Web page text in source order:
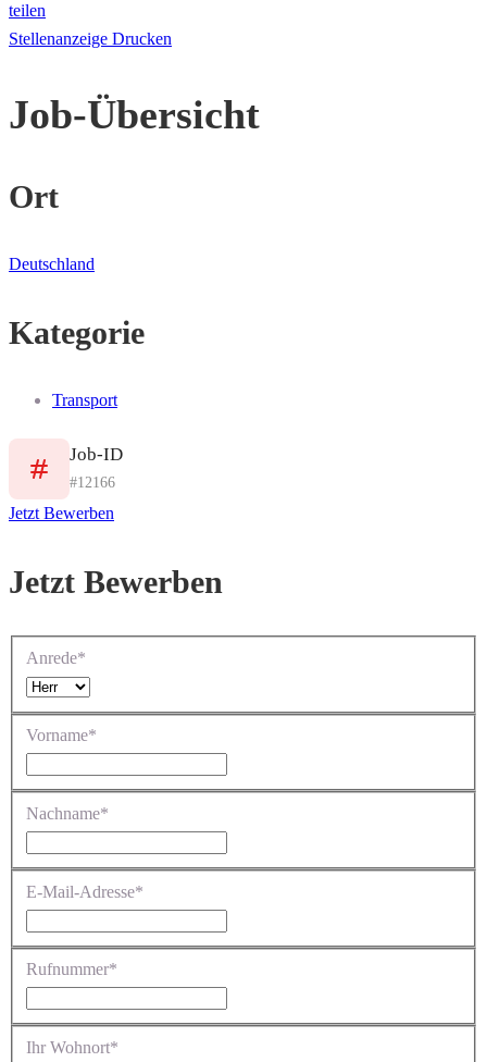
teilen
Stellenanzeige Drucken
Job-Übersicht
Ort
Deutschland
Kategorie
Transport
Job-ID
#12166
Jetzt Bewerben
Jetzt Bewerben
Anrede*
Vorname*
Nachname*
E-Mail-Adresse*
Rufnummer*
Ihr Wohnort*